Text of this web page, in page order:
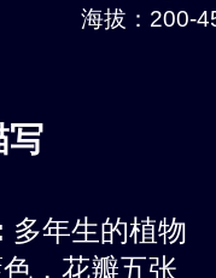
海拔：200-
写
多年生的植物
，花瓣五张